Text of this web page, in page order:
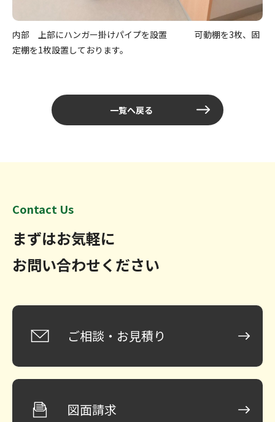
内部 上部にハンガー掛けパイプを設置 可動棚を3枚、固
定棚を1枚設置しております。
一覧へ戻る
Contact Us
まずはお気軽に
お問い合わせください
ご相談・お見積り
図面請求